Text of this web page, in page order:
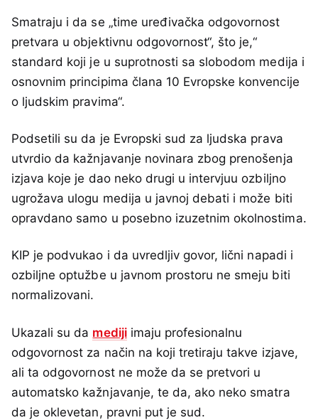
Smatraju i da se „time uređivačka odgovornost
pretvara u objektivnu odgovornost“, što je,“
standard koji je u suprotnosti sa slobodom medija i
osnovnim principima člana 10 Evropske konvencije
o ljudskim pravima“.
Podsetili su da je Evropski sud za ljudska prava
utvrdio da kažnjavanje novinara zbog prenošenja
izjava koje je dao neko drugi u intervjuu ozbiljno
ugrožava ulogu medija u javnoj debati i može biti
opravdano samo u posebno izuzetnim okolnostima.
KIP je podvukao i da uvredljiv govor, lični napadi i
ozbiljne optužbe u javnom prostoru ne smeju biti
normalizovani.
Ukazali su da medijiimaju profesionalnu
odgovornost za način na koji tretiraju takve izjave,
ali ta odgovornost ne može da se pretvori u
automatsko kažnjavanje, te da, ako neko smatra
da je oklevetan, pravni put je sud.